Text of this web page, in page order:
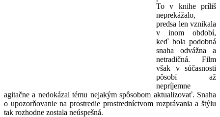
To v knihe príliš
neprekážalo,
predsa len vznikala
v inom období,
keď bola podobná
snaha odvážna a
netradičná. Film
však v súčasnosti
pôsobí až
nepríjemne
agitačne a nedokázal tému nejakým spôsobom aktualizovať. Snaha
o upozorňovanie na prostredie prostredníctvom rozprávania a štýlu
tak rozhodne zostala neúspešná.